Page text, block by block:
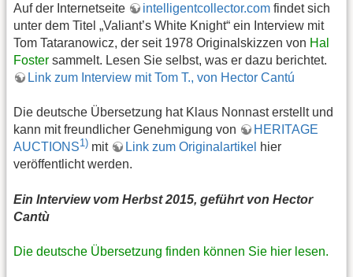
Auf der Internetseite intelligentcollector.com findet sich
unter dem Titel „Valiant’s White Knight“ ein Interview mit
Tom Tataranowicz, der seit 1978 Originalskizzen von Hal
Foster sammelt. Lesen Sie selbst, was er dazu berichtet.
Link zum Interview mit Tom T., von Hector Cantú
Die deutsche Übersetzung hat Klaus Nonnast erstellt und
kann mit freundlicher Genehmigung von
HERITAGE
AUCTIONS1) mit Link zum Originalartikel hier
veröffentlicht werden.
Ein Interview vom Herbst 2015, geführt von Hector
Cantù
Die deutsche Übersetzung finden können Sie hier lesen.